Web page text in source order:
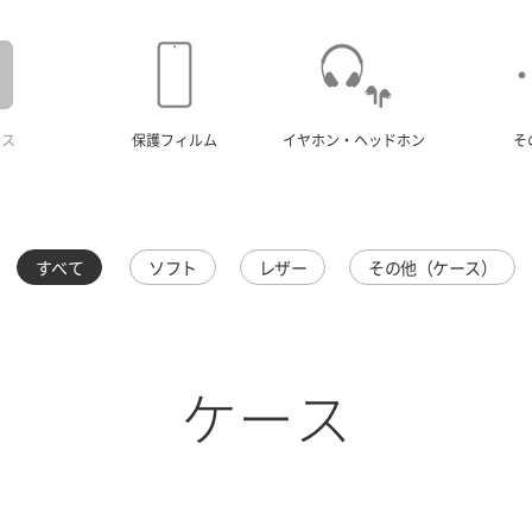
保護フィルム イヤホン・ヘッドホン そ
すべて ソフト レザー その他（ケース）
ケース